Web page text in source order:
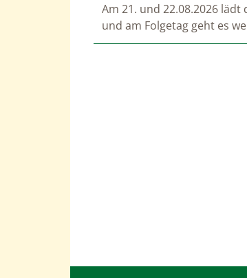
Am 21. und 22.08.2026
und am Folgetag geht es